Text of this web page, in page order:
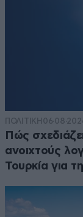
ΠΟΛΙΤΙΚΗ
Πώς
ανοιχτούς
Τουρκία για